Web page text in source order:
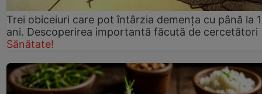
Trei obiceiuri care pot întârzia demența cu până la
ani. Descoperirea importantă făcută de cercetători
Sănătate!